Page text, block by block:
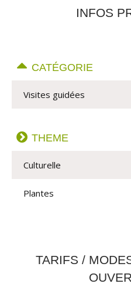
INFOS
CATÉGORIE
Visites guidées
THEME
Culturelle
Plantes
TARIFS /